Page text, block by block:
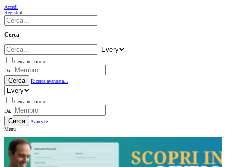
Accedi
Registrati
Cerca
Cerca nel titolo
Da:
Cerca Ricerca avanzata...
Cerca nel titolo
Da:
Cerca
Avanzate...
Menu